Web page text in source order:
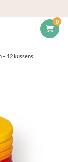
0
12 kussens